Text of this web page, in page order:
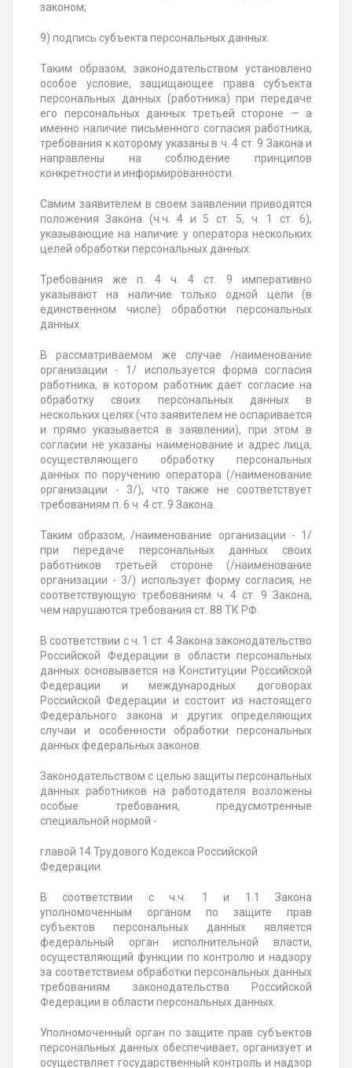
законом;
9) подпись субъекта персональных данных.
Таким образом, законодательством установлено
особое условие, защищающее права субъекта
персональных данных (работника) при передаче
его персональных данных третьей стороне — а
именно наличие письменного согласия работника,
требования к которому указаны в ч. 4 ст. 9 Закона и
направлены на соблюдение принципов
конкретности и информированности.
Самим заявителем в своем заявлении приводятся
положения Закона (ч.ч. 4 и 5 ст. 5, ч. 1 ст. 6),
указывающие на наличие у оператора нескольких
целей обработки персональных данных.
Требования же п. 4 ч. 4 ст. 9 императивно
указывают на наличие только одной цели (в
единственном числе) обработки персональных
данных.
В рассматриваемом же случае /наименование
организации - 1/ используется форма согласия
работника, в котором работник дает согласие на
обработку своих персональных данных в
нескольких целях (что заявителем не оспаривается
и прямо указывается в заявлении), при этом в
согласии не указаны наименование и адрес лица,
осуществляющего обработку персональных
данных по поручению оператора (/наименование
организации - 3/), что также не соответствует
требованиям п. 6 ч. 4 ст. 9 Закона.
Таким образом, /наименование организации - 1/
при передаче персональных данных своих
работников третьей стороне (/наименование
организации - 3/) использует форму согласия, не
соответствующую требованиям ч. 4 ст. 9 Закона,
чем нарушаются требования ст. 88 ТК РФ.
В соответствии с ч. 1 ст. 4 Закона законодательство
Российской Федерации в области персональных
данных основывается на Конституции Российской
Федерации и международных договорах
Российской Федерации и состоит из настоящего
Федерального закона и других определяющих
случаи и особенности обработки персональных
данных федеральных законов.
Законодательством с целью защиты персональных
данных работников на работодателя возложены
особые требования, предусмотренные
специальной нормой -
главой 14 Трудового Кодекса Российской
Федерации.
В соответствии с ч.ч. 1 и 1.1 Закона
уполномоченным органом по защите прав
субъектов персональных данных является
федеральный орган исполнительной власти,
осуществляющий функции по контролю и надзору
за соответствием обработки персональных данных
требованиям законодательства Российской
Федерации в области персональных данных.
Уполномоченный орган по защите прав субъектов
персональных данных обеспечивает, организует и
осуществляет государственный контроль и надзор